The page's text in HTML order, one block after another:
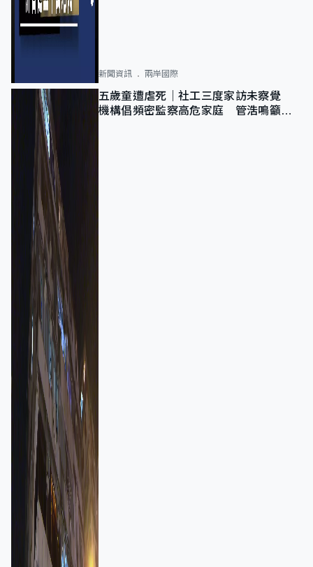
新聞資訊 兩岸國際
五歲童遭虐死｜社工三度家訪未察覺
機構倡頻密監察高危家庭 管浩鳴籲加